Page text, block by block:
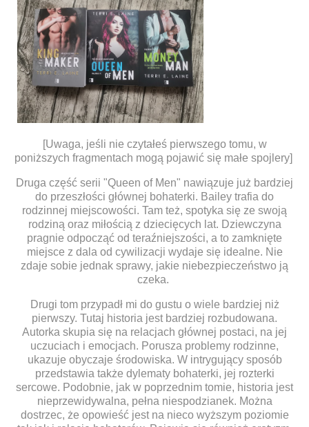
[Uwaga, jeśli nie czytałeś pierwszego tomu, w
poniższych fragmentach mogą pojawić się małe spojlery]
Druga część serii "Queen of Men" nawiązuje już bardziej
do przeszłości głównej bohaterki. Bailey trafia do
rodzinnej miejscowości. Tam też, spotyka się ze swoją
rodziną oraz miłością z dziecięcych lat. Dziewczyna
pragnie odpocząć od teraźniejszości, a to zamknięte
miejsce z dala od cywilizacji wydaje się idealne. Nie
zdaje sobie jednak sprawy, jakie niebezpieczeństwo ją
czeka.
Drugi tom przypadł mi do gustu o wiele bardziej niż
pierwszy. Tutaj historia jest bardziej rozbudowana.
Autorka skupia się na relacjach głównej postaci, na jej
uczuciach i emocjach. Porusza problemy rodzinne,
ukazuje obyczaje środowiska. W intrygujący sposób
przedstawia także dylematy bohaterki, jej rozterki
sercowe. Podobnie, jak w poprzednim tomie, historia jest
nieprzewidywalna, pełna niespodzianek. Można
dostrzec, że opowieść jest na nieco wyższym poziomie